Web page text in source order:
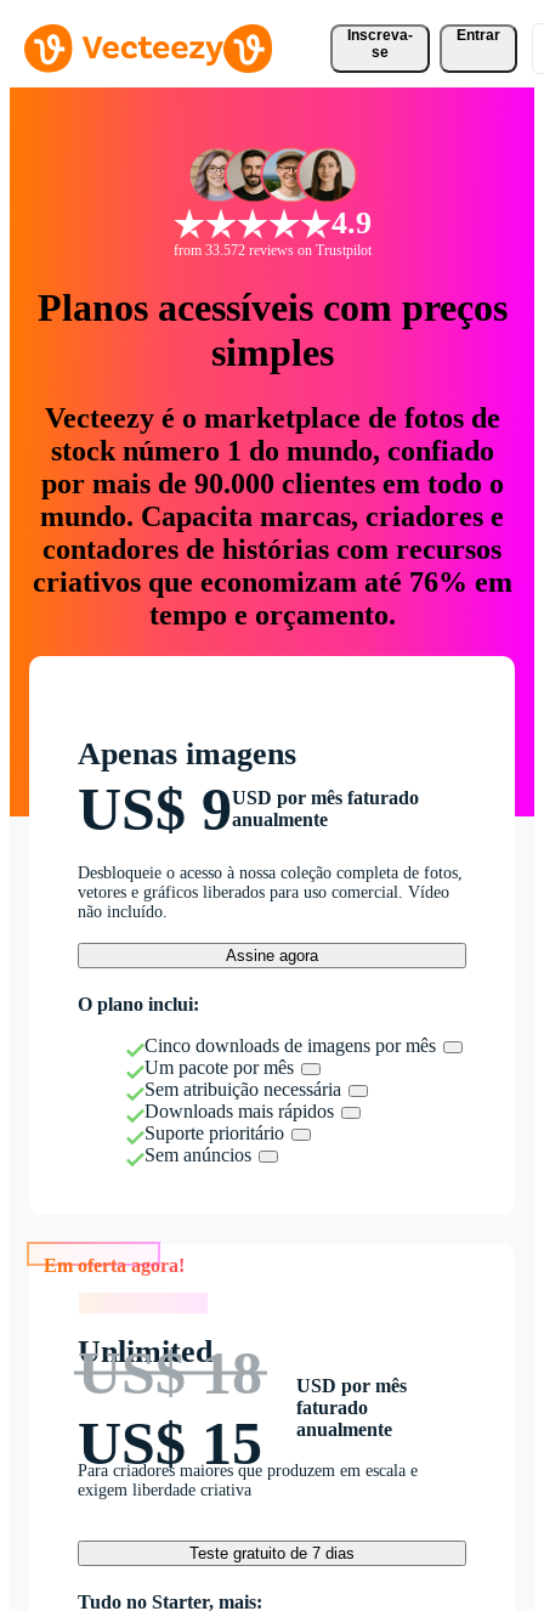
Inscreva-
se
Entrar
4.9
from 33.572 reviews on Trustpilot
Planos acessíveis com preços
simples
Vecteezy é o marketplace de fotos de
stock número 1 do mundo, confiado
por mais de 90.000 clientes em todo o
mundo. Capacita marcas, criadores e
contadores de histórias com recursos
criativos que economizam até 76% em
tempo e orçamento.
Apenas imagens
US$ 9USD por mês faturado
anualmente
Desbloqueie o acesso à nossa coleção completa de fotos,
vetores e gráficos liberados para uso comercial. Vídeo
não incluído.
Assine agora
O plano inclui:
Cinco downloads de imagens por mês
Um pacote por mês
Sem atribuição necessária
Downloads mais rápidos
Suporte prioritário
Sem anúncios
Unlimited
US$ 18
US$ 15
USD por mês
faturado
anualmente
Para criadores maiores que produzem em escala e
exigem liberdade criativa
Teste gratuito de 7 dias
Tudo no Starter, mais: